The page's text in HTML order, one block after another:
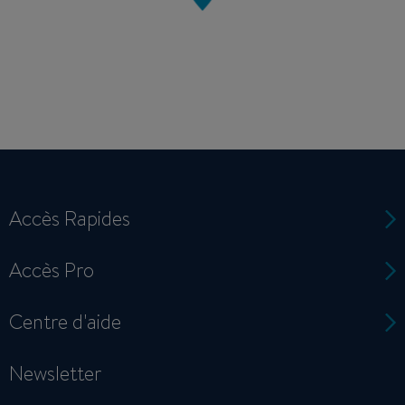
Accès Rapides
Accès Pro
Centre d'aide
Newsletter